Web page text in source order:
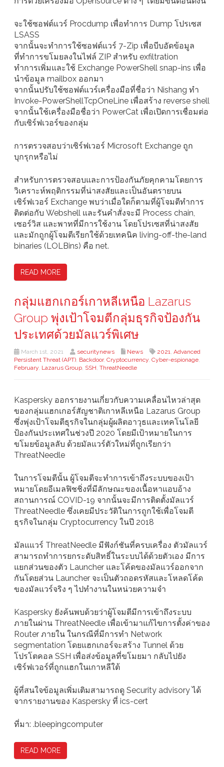
จะใช้ซอฟต์แวร์ Procdump เพื่อทำการ Dump โปรเซส
LSASS
จากนั้นจะทำการใช้ซอฟต์แวร์ 7-Zip เพื่อบีบอัดข้อมูล
ที่ทำการขโมยลงในไฟล์ ZIP สำหรับ exfiltration
ทำการเพิ่มและใช้ Exchange PowerShell snap-ins เพื่อ
นำข้อมูล mailbox ออกมา
จากนั้นปรับใช้ซอฟต์แวร์เครื่องมือที่ชื่อว่า Nishang ทำ
Invoke-PowerShellTcpOneLine เพื่อสร้าง reverse shell
จากนั้นใช้เครื่องมือชื่อว่า PowerCat เพื่อเปิดการเชื่อมต่อ
กับเซิร์ฟเวอร์ของกลุ่ม
การตรวจสอบว่าเซิร์ฟเวอร์ Microsoft Exchange ถูก
บุกรุกหรือไม่
สำหรับการตรวจสอบและการป้องกันภัยคุกคามโดยการ
วิเคราะห์พฤติกรรมที่น่าสงสัยและเป็นอันตรายบน
เซิร์ฟเวอร์ Exchange พบว่าเมื่อใดก็ตามที่ผู้โจมตีทำการ
ติดต่อกับ Webshell และรันคำสั่งจะมี Process chain,
เซอร์วิส และพาทที่มีการใช้งาน โดยโปรเซสที่น่าสงสัย
และมักถูกผู้โจมตีเรียกใช้ด้วยเทคนิค living-off-the-land
binaries (LOLBins) คือ net.
READ MORE
กลุ่มแฮกเกอร์เกาหลีเหนือ Lazarus
Group พุ่งเป้าโจมตีกลุ่มธุรกิจป้องกัน
ประเทศด้วยมัลแวร์พิเศษ
March 1st, 2021 securitynews News 2021, Advanced
Persistent Threat (APT), Backdoor, Cryptocurrency, Cyber-espionage,
February, Lazarus Group, SSH, ThreatNeedle
Kaspersky ออกรายงานเกี่ยวกับความเคลื่อนไหวล่าสุด
ของกลุ่มแฮกเกอร์สัญชาติเกาหลีเหนือ Lazarus Group
ซึ่งพุ่งเป้าโจมตีธุรกิจในกลุ่มผู้ผลิตอาวุธและเทคโนโลยี
ป้องกันประเทศในช่วงปี 2020 โดยมีเป้าหมายในการ
ขโมยข้อมูลลับ ด้วยมัลแวร์ตัวใหม่ที่ถูกเรียกว่า
ThreatNeedle
ในการโจมตีนั้น ผู้โจมตีจะทำการเข้าถึงระบบของเป้า
หมายโดยอีเมลฟิชชิ่งที่มีลักษณะของเนื้อหาแอบอ้าง
สถานการณ์ COVID-19 จากนั้นจะมีการติดตั้งมัลแวร์
ThreatNeedle ซึ่งเคยมีประวัติในการถูกใช้เพื่อโจมตี
ธุรกิจในกลุ่ม Cryptocurrency ในปี 2018
มัลแแวร์ ThreatNeedle มีฟังก์ชันที่ครบเครื่อง ตัวมัลแวร์
สามารถทำการยกระดับสิทธิ์ในระบบได้ด้วยตัวเอง มีการ
แยกส่วนของตัว Launcher และโค้ดของมัลแวร์ออกจาก
กันโดยส่วน Launcher จะเป็นตัวถอดรหัสและโหลดโค้ด
ของมัลแวร์จริง ๆ ไปทำงานในหน่วยความจำ
Kaspersky ยังค้นพบด้วยว่าผู้โจมตีมีการเข้าถึงระบบ
ภายในผ่าน ThreatNeedle เพื่อเข้ามาแก้ไขการตั้งค่าของ
Router ภายใน ในกรณีที่มีการทำ Network
segmentation โดยแฮกเกอร์จะสร้าง Tunnel ด้วย
โปรโตคอล SSH เพื่อส่งข้อมูลที่ขโมยมา กลับไปยัง
เซิร์ฟเวอร์ที่ถูกแฮกในเกาหลีใต้
ผู้ที่สนใจข้อมูลเพิ่มเติมสามารถดู Security advisory ได้
จากรายงานของ Kaspersky ที่ ics-cert
ที่มา: .bleepingcomputer
READ MORE